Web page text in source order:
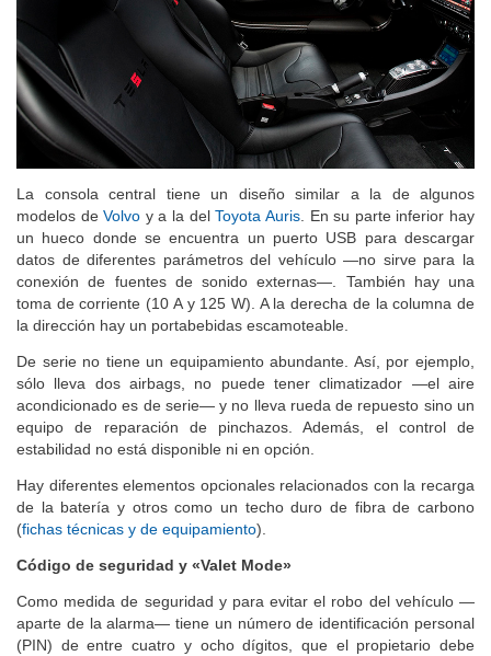
La consola central tiene un diseño similar a la de algunos
modelos deVolvo y a la delToyota Auris. En su parte inferior hay
un hueco donde se encuentra un puerto USB para descargar
datos de diferentes parámetros del vehículo —no sirve para la
conexión de fuentes de sonido externas—. También hay una
toma de corriente (10 A y 125 W). A la derecha de la columna de
la dirección hay un portabebidas escamoteable.
De serie no tiene un equipamiento abundante. Así, por ejemplo,
sólo lleva dos airbags, no puede tener climatizador —el aire
acondicionado es de serie— y no lleva rueda de repuesto sino un
equipo de reparación de pinchazos. Además, el control de
estabilidad no está disponible ni en opción.
Hay diferentes elementos opcionales relacionados con la recarga
de la batería y otros como un techo duro de fibra de carbono
(fichas técnicas y de equipamiento).
Código de seguridad y «Valet Mode»
Como medida de seguridad y para evitar el robo del vehículo —
aparte de la alarma— tiene un número de identificación personal
(PIN) de entre cuatro y ocho dígitos, que el propietario debe